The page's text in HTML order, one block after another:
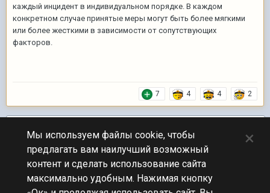
каждый инцидент в индивидуальном порядке. В каждом
конкретном случае принятые меры могут быть более мягкими
или более жесткими в зависимости от сопутствующих
факторов.
7 4 4 2
ПЕРЕЙТИ К СПИСКУ ТЕМ
Блогеры
Мы используем файлы cookie, чтобы
предлагать вам наилучший возможный
контент и сделать использование сайта
максимально удобным. Нажимая кнопку
×